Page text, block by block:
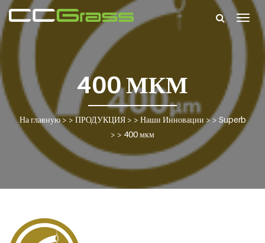
400 МКМ
На главную> >ПРОДУКЦИЯ> > Наши Инновации > > Superb
> > 400 мкм